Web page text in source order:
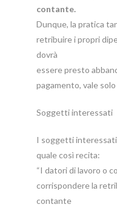
contante.
Dunque, la pratica
retribuire i propri
dovrà
essere presto
pagamento, vale
Soggetti interessati
I soggetti interessati
quale così recita:
“I datori di lavoro o
corrispondere la
contante